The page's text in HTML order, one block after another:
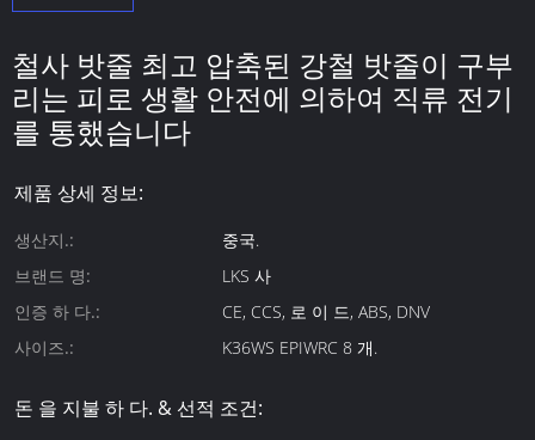
철사 밧줄 최고 압축된 강철 밧줄이 구부
리는 피로 생활 안전에 의하여 직류 전기
를 통했습니다
제품 상세 정보:
생산지.:
중국.
브랜드 명:
LKS 사
인증 하 다.:
CE, CCS, 로 이 드, ABS, DNV
사이즈.:
K36WS EPIWRC 8 개.
돈 을 지불 하 다. & 선적 조건: